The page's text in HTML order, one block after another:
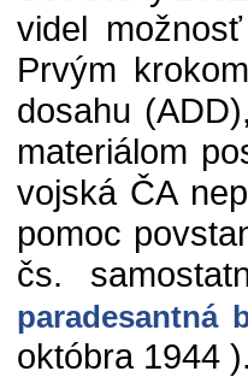
videl
Prvým
dosahu
materiálom
vojská ČA
pomoc
čs.
paradesantná
októbra 1944 ).